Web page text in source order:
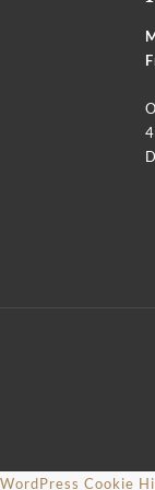
WordPress Cookie